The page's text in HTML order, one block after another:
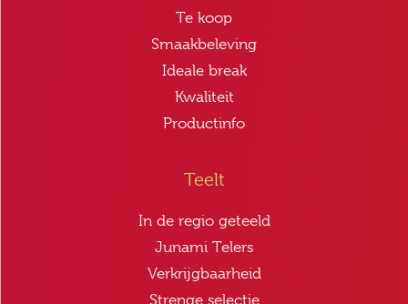
Te koop
Smaakbeleving
Ideale break
Kwaliteit
Productinfo
Teelt
In de regio geteeld
Junami Telers
Verkrijgbaarheid
Strenge selectie